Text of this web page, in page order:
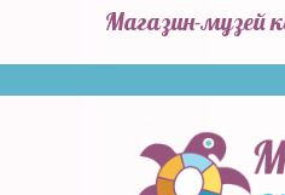
Магазин-музей